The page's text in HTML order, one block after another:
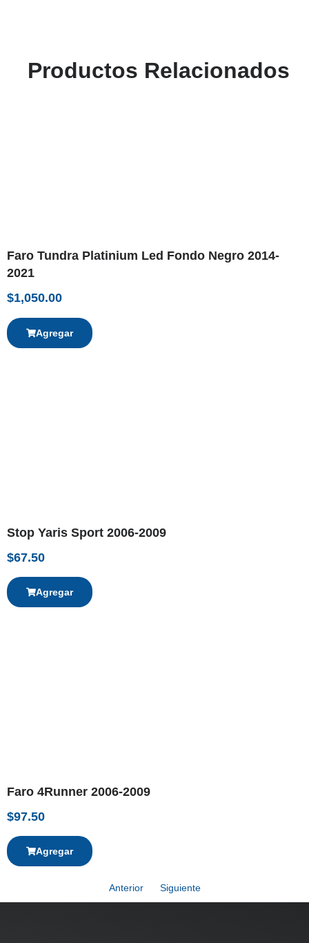
Productos Relacionados
Faro Tundra Platinium Led Fondo Negro 2014-
2021
$1,050.00
Agregar
Stop Yaris Sport 2006-2009
$67.50
Agregar
Faro 4Runner 2006-2009
$97.50
Agregar
Anterior Siguiente